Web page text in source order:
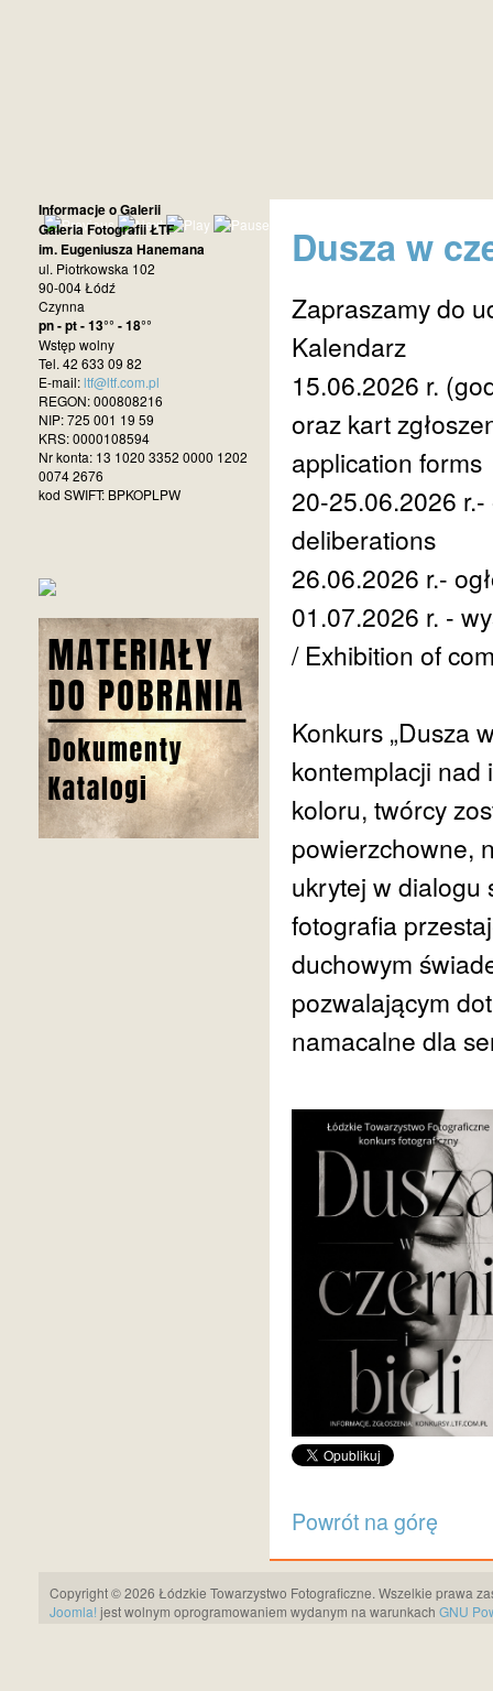
Dusza w
Zapraszamy do
Kalendarz
15.06.2026 r.
oraz kart
application forms
20-25.06.2026
deliberations
26.06.2026 r.-
01.07.2026 r. -
/ Exhibition of
Konkurs „Dusza
kontemplacji nad
koloru, twórcy
powierzchowne,
ukrytej w dialogu
fotografia
duchowym
pozwalającym
namacalne dla
Powrót na górę
Informacje o Galerii
Galeria Fotografii ŁTF
im. Eugeniusza Hanemana
ul. Piotrkowska 102
90-004 Łódź
Czynna
pn - pt - 13°° - 18°°
Wstęp wolny
Tel. 42 633 09 82
E-mail:ltf@ltf.com.pl
REGON: 000808216
NIP: 725 001 19 59
KRS: 0000108594
Nr konta: 13 1020 3352 0000 1202
0074 2676
kod SWIFT: BPKOPLPW
Copyright © 2026 Łódzkie Towarzystwo Fotograficzne. Wszelkie prawa
Joomla! jest wolnym oprogramowaniem wydanym na warunkach GNU